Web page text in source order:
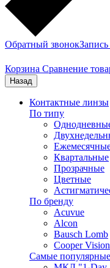
Обратный звонок
Корзина Сравнение
Назад
Контактные линзы
По типу
Квартальные
Прозрачные
Цветные
По бренду
Acuvue
Alcon
Bausch Lomb
Cooper Vision
Самые популярные